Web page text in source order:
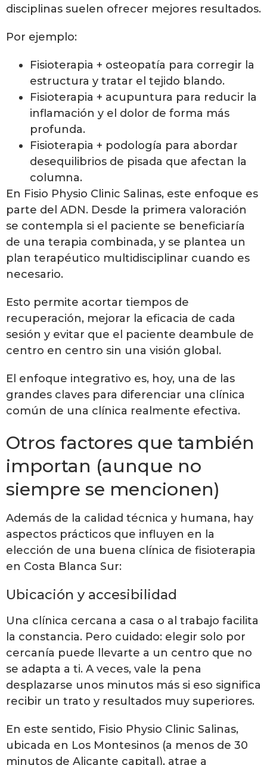
disciplinas suelen ofrecer mejores resultados.
Por ejemplo:
Fisioterapia + osteopatía para corregir la
estructura y tratar el tejido blando.
Fisioterapia + acupuntura para reducir la
inflamación y el dolor de forma más
profunda.
Fisioterapia + podología para abordar
desequilibrios de pisada que afectan la
columna.
En Fisio Physio Clinic Salinas, este enfoque es
parte del ADN. Desde la primera valoración
se contempla si el paciente se beneficiaría
de una terapia combinada, y se plantea un
plan terapéutico multidisciplinar cuando es
necesario.
Esto permite acortar tiempos de
recuperación, mejorar la eficacia de cada
sesión y evitar que el paciente deambule de
centro en centro sin una visión global.
El enfoque integrativo es, hoy, una de las
grandes claves para diferenciar una clínica
común de una clínica realmente efectiva.
Otros factores que también
importan (aunque no
siempre se mencionen)
Además de la calidad técnica y humana, hay
aspectos prácticos que influyen en la
elección de una buena clínica de fisioterapia
en Costa Blanca Sur:
Ubicación y accesibilidad
Una clínica cercana a casa o al trabajo facilita
la constancia. Pero cuidado: elegir solo por
cercanía puede llevarte a un centro que no
se adapta a ti. A veces, vale la pena
desplazarse unos minutos más si eso significa
recibir un trato y resultados muy superiores.
En este sentido, Fisio Physio Clinic Salinas,
ubicada en Los Montesinos (a menos de 30
minutos de Alicante capital), atrae a